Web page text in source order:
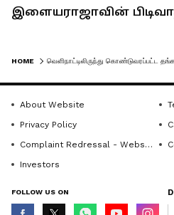
இளையராஜாவின்
HOME வெளிநாட்டிலிருந்து கொண்டுவரப்பட்ட
About Website
Privacy Policy
Complaint Redressal - Website
Investors
FOLLOW US ON